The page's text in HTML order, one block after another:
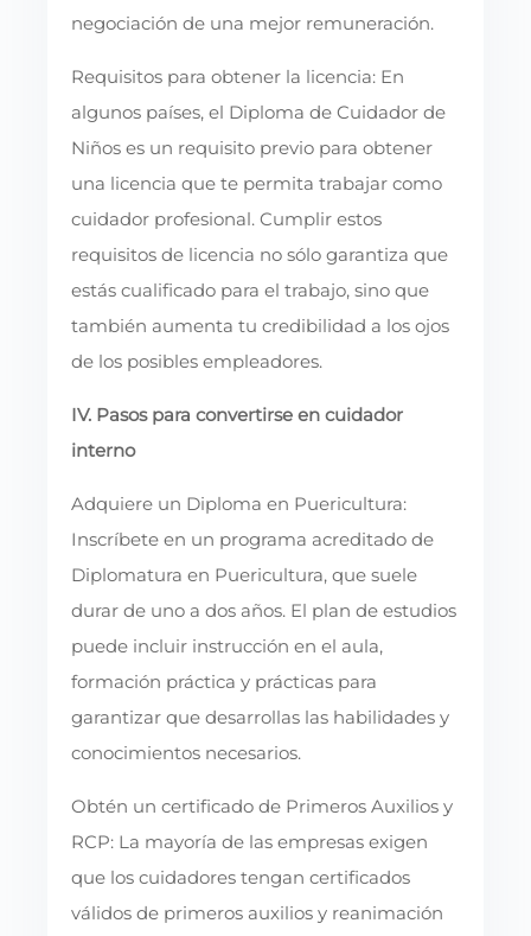
negociación de una mejor remuneración.
Requisitos para obtener la licencia: En
algunos países, el Diploma de Cuidador de
Niños es un requisito previo para obtener
una licencia que te permita trabajar como
cuidador profesional. Cumplir estos
requisitos de licencia no sólo garantiza que
estás cualificado para el trabajo, sino que
también aumenta tu credibilidad a los ojos
de los posibles empleadores.
IV. Pasos para convertirse en cuidador
interno
Adquiere un Diploma en Puericultura:
Inscríbete en un programa acreditado de
Diplomatura en Puericultura, que suele
durar de uno a dos años. El plan de estudios
puede incluir instrucción en el aula,
formación práctica y prácticas para
garantizar que desarrollas las habilidades y
conocimientos necesarios.
Obtén un certificado de Primeros Auxilios y
RCP: La mayoría de las empresas exigen
que los cuidadores tengan certificados
válidos de primeros auxilios y reanimación